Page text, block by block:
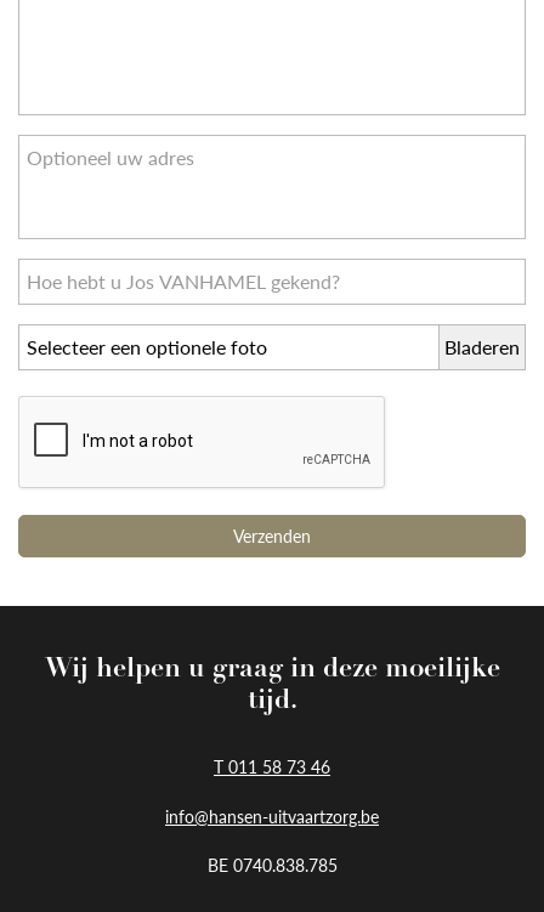
Selecteer een optionele foto
Wij helpen u graag in deze moeilijke
tijd.
T 011 58 73 46
info@hansen-uitvaartzorg.be
BE 0740.838.785